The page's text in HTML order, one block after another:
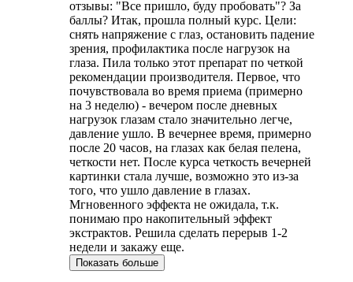
отзывы: "Все пришло, буду пробовать"? За
баллы? Итак, прошла полный курс. Цели:
снять напряжение с глаз, остановить падение
зрения, профилактика после нагрузок на
глаза. Пила только этот препарат по четкой
рекомендации производителя. Первое, что
почувствовала во время приема (примерно
на 3 неделю) - вечером после дневных
нагрузок глазам стало значительно легче,
давление ушло. В вечернее время, примерно
после 20 часов, на глазах как белая пелена,
четкости нет. После курса четкость вечерней
картинки стала лучше, возможно это из-за
того, что ушло давление в глазах.
Мгновенного эффекта не ожидала, т.к.
понимаю про накопительный эффект
экстрактов. Решила сделать перерыв 1-2
недели и закажу еще.
Показать больше